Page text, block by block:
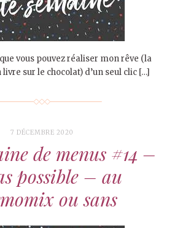
vous pouvez réaliser mon rêve (la
sur le chocolat) d’un seul clic […]
7 DÉCEMBRE 2020
de menus #14 –
possible – au
ou sans